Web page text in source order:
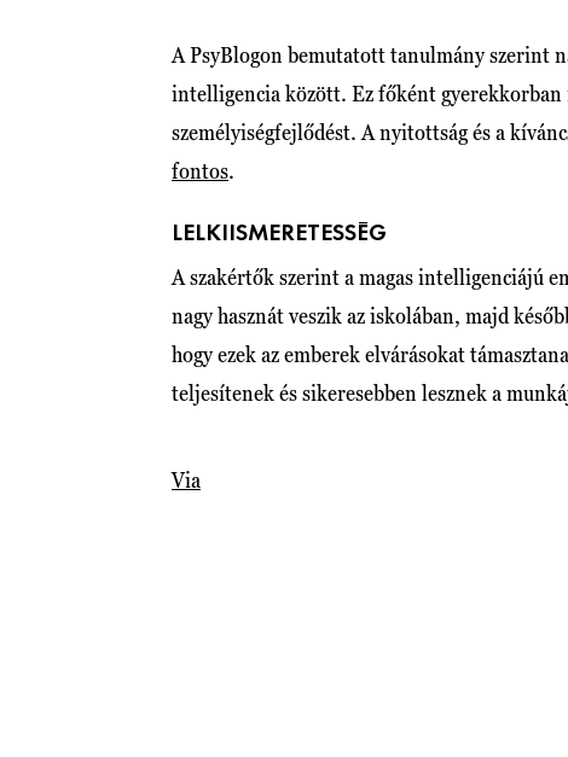
A PsyBlogon bemutatott tanulmány szerint
intelligencia között. Ez főként gyerekkorban
személyiségfejlődést. A nyitottság és a
fontos.
LELKIISMERETESSÉG
A szakértők szerint a magas intelligenciájú
nagy hasznát veszik az iskolában, majd
hogy ezek az emberek elvárásokat
teljesítenek és sikeresebben lesznek a
Via